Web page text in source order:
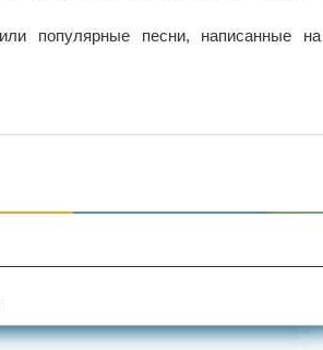
популярные песни, написанные